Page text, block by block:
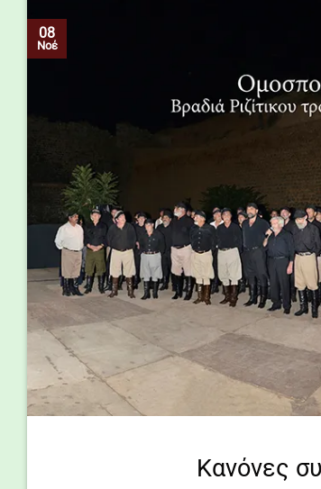
08
Νοέ
Κανόνες